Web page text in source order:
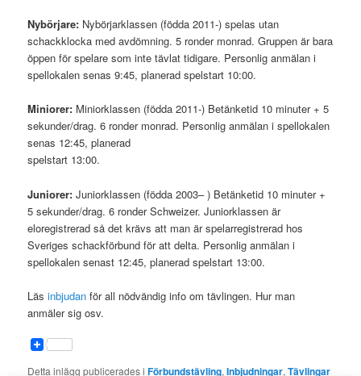
Nybörjare: Nybörjarklassen (födda 2011-) spelas utan
schackklocka med avdömning. 5 ronder monrad. Gruppen är bara
öppen för spelare som inte tävlat tidigare. Personlig anmälan i
spellokalen senas 9:45, planerad spelstart 10:00.
Miniorer: Miniorklassen (födda 2011-) Betänketid 10 minuter + 5
sekunder/drag. 6 ronder monrad. Personlig anmälan i spellokalen
senas 12:45, planerad
spelstart 13:00.
Juniorer: Juniorklassen (födda 2003– ) Betänketid 10 minuter +
5 sekunder/drag. 6 ronder Schweizer. Juniorklassen är
eloregistrerad så det krävs att man är spelarregistrerad hos
Sveriges schackförbund för att delta. Personlig anmälan i
spellokalen senast 12:45, planerad spelstart 13:00.
Läsinbjudan för all nödvändig info om tävlingen. Hur man
anmäler sig osv.
Detta inlägg publicerades iFörbundstävling,Inbjudningar,Tävlingar